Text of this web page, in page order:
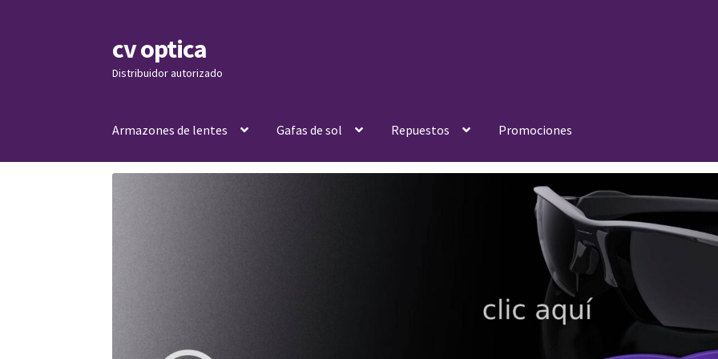
Skip
to
navigation
Skip
to
content
cv optica
Distribuidor autorizado
Armazones de lentes Gafas de sol Repuestos Promociones